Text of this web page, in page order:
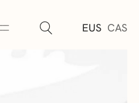
EUS CAS